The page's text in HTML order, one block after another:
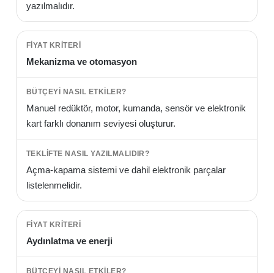
yazılmalıdır.
Mekanizma ve otomasyon
Manuel redüktör, motor, kumanda, sensör ve elektronik
kart farklı donanım seviyesi oluşturur.
Açma-kapama sistemi ve dahil elektronik parçalar
listelenmelidir.
Aydınlatma ve enerji